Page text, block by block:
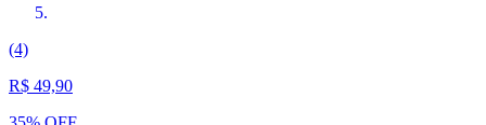
(4)
R$ 49,90